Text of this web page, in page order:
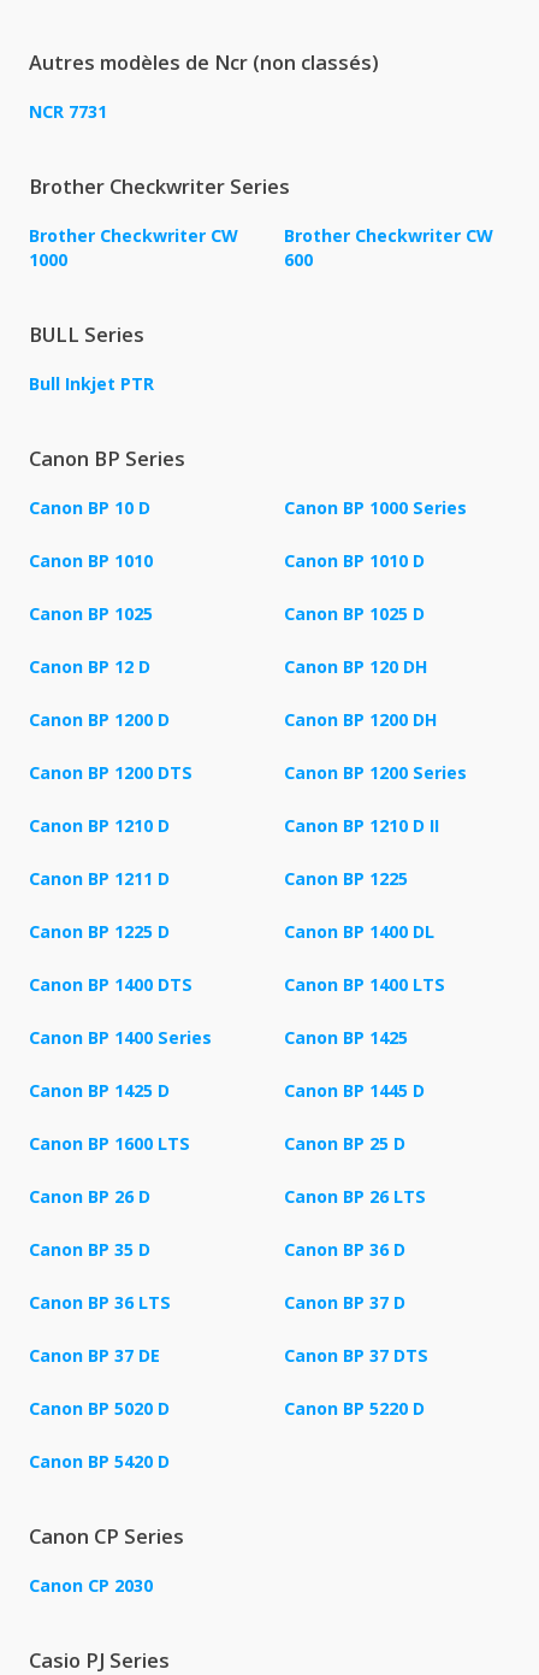
Autres modèles de Ncr (non classés)
NCR 7731
Brother Checkwriter Series
Brother Checkwriter CW
1000
Brother Checkwriter CW
600
BULL Series
Bull Inkjet PTR
Canon BP Series
Canon BP 10 D Canon BP 1000 Series
Canon BP 1010 Canon BP 1010 D
Canon BP 1025 Canon BP 1025 D
Canon BP 12 D Canon BP 120 DH
Canon BP 1200 D Canon BP 1200 DH
Canon BP 1200 DTS Canon BP 1200 Series
Canon BP 1210 D Canon BP 1210 D II
Canon BP 1211 D Canon BP 1225
Canon BP 1225 D Canon BP 1400 DL
Canon BP 1400 DTS Canon BP 1400 LTS
Canon BP 1400 Series Canon BP 1425
Canon BP 1425 D Canon BP 1445 D
Canon BP 1600 LTS Canon BP 25 D
Canon BP 26 D Canon BP 26 LTS
Canon BP 35 D Canon BP 36 D
Canon BP 36 LTS Canon BP 37 D
Canon BP 37 DE Canon BP 37 DTS
Canon BP 5020 D Canon BP 5220 D
Canon BP 5420 D
Canon CP Series
Canon CP 2030
Casio PJ Series